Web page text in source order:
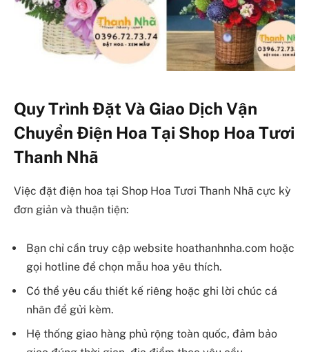
Quy Trình Đặt Và Giao Dịch Vận
Chuyển Điện Hoa Tại Shop Hoa Tươi
Thanh Nhã
Việc đặt điện hoa tại Shop Hoa Tươi Thanh Nhã cực kỳ
đơn giản và thuận tiện:
Bạn chỉ cần truy cập website hoathanhnha.com hoặc
gọi hotline để chọn mẫu hoa yêu thích.
Có thể yêu cầu thiết kế riêng hoặc ghi lời chúc cá
nhân để gửi kèm.
Hệ thống giao hàng phủ rộng toàn quốc, đảm bảo